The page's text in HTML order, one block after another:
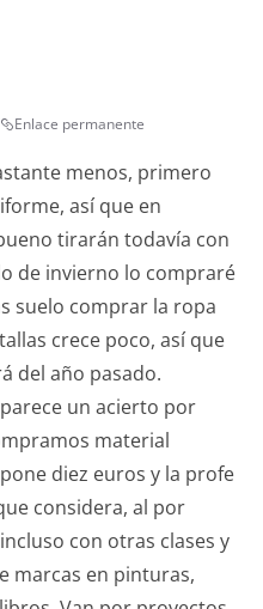
Enlace permanente
menos, primero
así que en
tirarán todavía con
de invierno lo compraré
suelo comprar la ropa
crece poco, así que
del año pasado.
un acierto por
material
diez euros y la profe
considera, al por
con otras clases y
marcas en pinturas,